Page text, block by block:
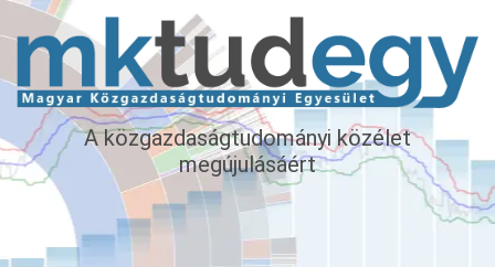
A közgazdaságtudományi közélet
megújulásáért